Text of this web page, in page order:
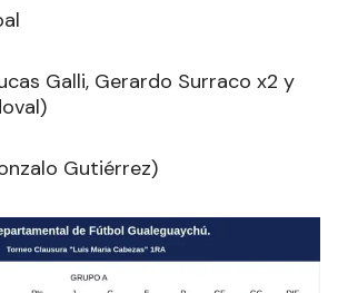
Galli, Gerardo Surraco x2 y
Gutiérrez)